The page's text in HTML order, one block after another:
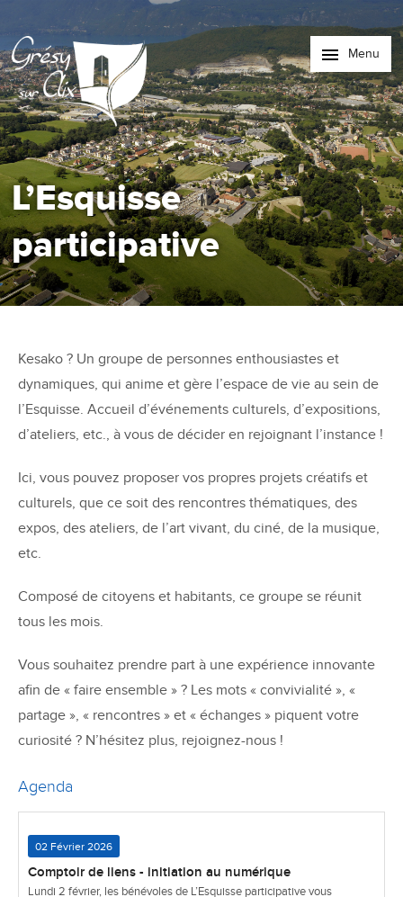
Menu
L’Esquisse
participative
Kesako ? Un groupe de personnes enthousiastes et
dynamiques, qui anime et gère l’espace de vie au sein de
l’Esquisse. Accueil d’événements culturels, d’expositions,
d’ateliers, etc., à vous de décider en rejoignant l’instance !
Ici, vous pouvez proposer vos propres projets créatifs et
culturels, que ce soit des rencontres thématiques, des
expos, des ateliers, de l’art vivant, du ciné, de la musique,
etc.
Composé de citoyens et habitants, ce groupe se réunit
tous les mois.
Vous souhaitez prendre part à une expérience innovante
afin de « faire ensemble » ? Les mots « convivialité », «
partage », « rencontres » et « échanges » piquent votre
curiosité ? N’hésitez plus, rejoignez-nous !
Agenda
02 Février 2026
Comptoir de liens - initiation au numérique
Lundi 2 février, les bénévoles de L’Esquisse participative vous